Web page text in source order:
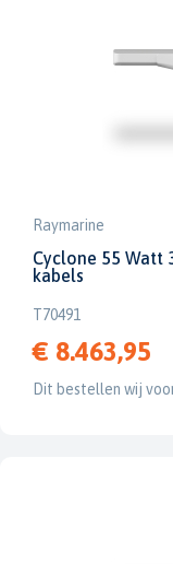
Raymarine
Cyclone 55 Watt
kabels
T70491
€ 8.463,95
Dit bestellen wij